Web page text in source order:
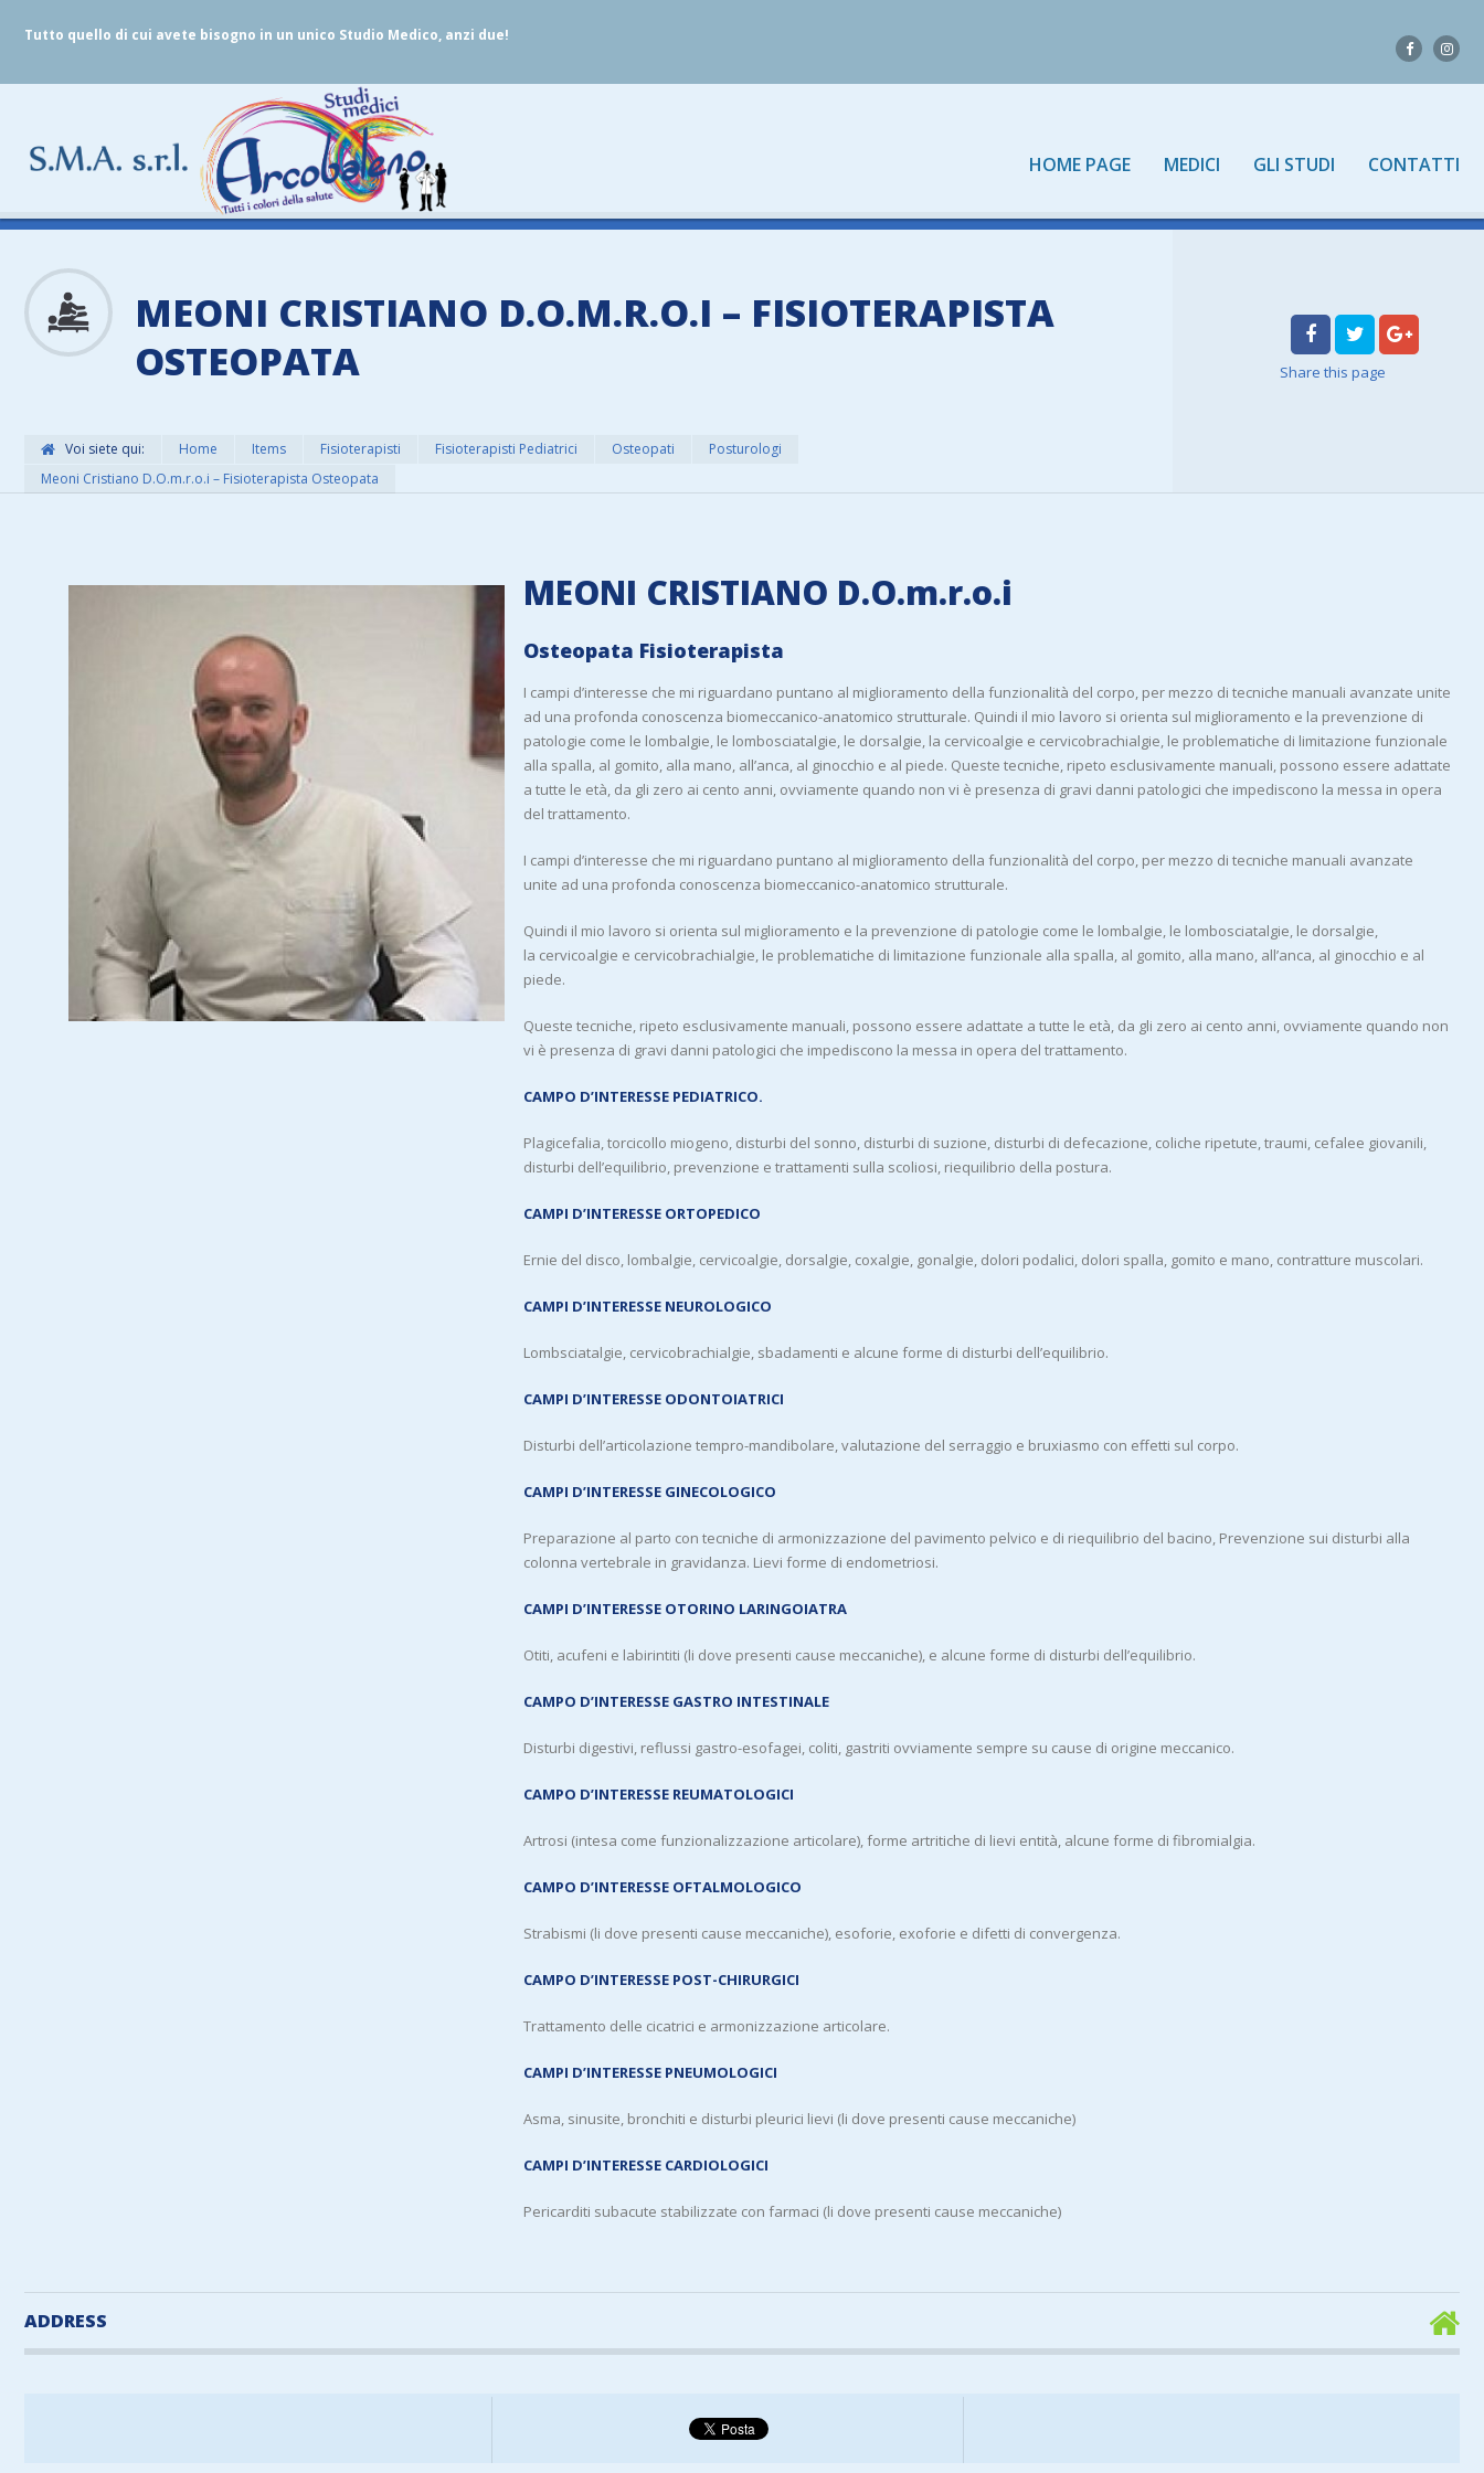
Tutto quello di cui avete bisogno in un unico Studio Medico, anzi due!
HOME PAGE MEDICI GLI STUDI CONTATTI
MEONI CRISTIANO D.O.M.R.O.I – FISIOTERAPISTA
OSTEOPATA
Voi siete qui: Home Items Fisioterapisti Fisioterapisti Pediatrici Osteopati
Posturologi
Meoni Cristiano D.O.m.r.o.i – Fisioterapista Osteopata
Share this page
MEONI CRISTIANO D.O.m.r.o.i
Osteopata Fisioterapista
I campi d’interesse che mi riguardano puntano al miglioramento della funzionalità del corpo, per mezzo di tecniche manuali avanzate unite
ad una profonda conoscenza biomeccanico-anatomico strutturale. Quindi il mio lavoro si orienta sul miglioramento e la prevenzione di
patologie come le lombalgie, le lombosciatalgie, le dorsalgie, la cervicoalgie e cervicobrachialgie, le problematiche di limitazione funzionale
alla spalla, al gomito, alla mano, all’anca, al ginocchio e al piede. Queste tecniche, ripeto esclusivamente manuali, possono essere adattate
a tutte le età, da gli zero ai cento anni, ovviamente quando non vi è presenza di gravi danni patologici che impediscono la messa in opera
del trattamento.
I campi d’interesse che mi riguardano puntano al miglioramento della funzionalità del corpo, per mezzo di tecniche manuali avanzate
unite ad una profonda conoscenza biomeccanico-anatomico strutturale.
Quindi il mio lavoro si orienta sul miglioramento e la prevenzione di patologie come le lombalgie, le lombosciatalgie, le dorsalgie,
la cervicoalgie e cervicobrachialgie, le problematiche di limitazione funzionale alla spalla, al gomito, alla mano, all’anca, al ginocchio e al
piede.
Queste tecniche, ripeto esclusivamente manuali, possono essere adattate a tutte le età, da gli zero ai cento anni, ovviamente quando non
vi è presenza di gravi danni patologici che impediscono la messa in opera del trattamento.
CAMPO D’INTERESSE PEDIATRICO.
Plagicefalia, torcicollo miogeno, disturbi del sonno, disturbi di suzione, disturbi di defecazione, coliche ripetute, traumi, cefalee giovanili,
disturbi dell’equilibrio, prevenzione e trattamenti sulla scoliosi, riequilibrio della postura.
CAMPI D’INTERESSE ORTOPEDICO
Ernie del disco, lombalgie, cervicoalgie, dorsalgie, coxalgie, gonalgie, dolori podalici, dolori spalla, gomito e mano, contratture muscolari.
CAMPI D’INTERESSE NEUROLOGICO
Lombsciatalgie, cervicobrachialgie, sbadamenti e alcune forme di disturbi dell’equilibrio.
CAMPI D’INTERESSE ODONTOIATRICI
Disturbi dell’articolazione tempro-mandibolare, valutazione del serraggio e bruxiasmo con effetti sul corpo.
CAMPI D’INTERESSE GINECOLOGICO
Preparazione al parto con tecniche di armonizzazione del pavimento pelvico e di riequilibrio del bacino, Prevenzione sui disturbi alla
colonna vertebrale in gravidanza. Lievi forme di endometriosi.
CAMPI D’INTERESSE OTORINO LARINGOIATRA
Otiti, acufeni e labirintiti (li dove presenti cause meccaniche), e alcune forme di disturbi dell’equilibrio.
CAMPO D’INTERESSE GASTRO INTESTINALE
Disturbi digestivi, reflussi gastro-esofagei, coliti, gastriti ovviamente sempre su cause di origine meccanico.
CAMPO D’INTERESSE REUMATOLOGICI
Artrosi (intesa come funzionalizzazione articolare), forme artritiche di lievi entità, alcune forme di fibromialgia.
CAMPO D’INTERESSE OFTALMOLOGICO
Strabismi (li dove presenti cause meccaniche), esoforie, exoforie e difetti di convergenza.
CAMPO D’INTERESSE POST-CHIRURGICI
Trattamento delle cicatrici e armonizzazione articolare.
CAMPI D’INTERESSE PNEUMOLOGICI
Asma, sinusite, bronchiti e disturbi pleurici lievi (li dove presenti cause meccaniche)
CAMPI D’INTERESSE CARDIOLOGICI
Pericarditi subacute stabilizzate con farmaci (li dove presenti cause meccaniche)
ADDRESS